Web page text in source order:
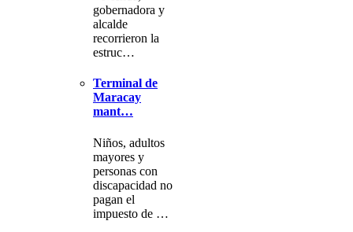
gobernadora y
alcalde
recorrieron la
estruc…
Terminal de
Maracay
mant…
Niños, adultos
mayores y
personas con
discapacidad no
pagan el
impuesto de …